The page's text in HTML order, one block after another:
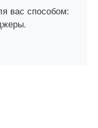
вас способом: